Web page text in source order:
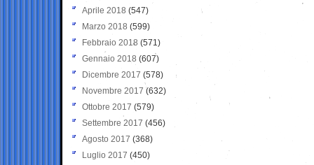
Aprile 2018 (547)
Marzo 2018 (599)
Febbraio 2018 (571)
Gennaio 2018 (607)
Dicembre 2017 (578)
Novembre 2017 (632)
Ottobre 2017 (579)
Settembre 2017 (456)
Agosto 2017 (368)
Luglio 2017 (450)